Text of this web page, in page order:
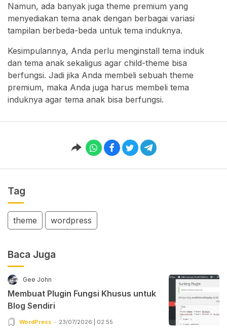
Namun, ada banyak juga theme premium yang
menyediakan tema anak dengan berbagai variasi
tampilan berbeda-beda untuk tema induknya.
Kesimpulannya, Anda perlu menginstall tema induk
dan tema anak sekaligus agar child-theme bisa
berfungsi. Jadi jika Anda membeli sebuah theme
premium, maka Anda juga harus membeli tema
induknya agar tema anak bisa berfungsi.
Tag
theme wordpress
Baca Juga
Gee John
Membuat Plugin Fungsi Khusus untuk
Blog Sendiri
WordPress 23/07/2026 | 02:55